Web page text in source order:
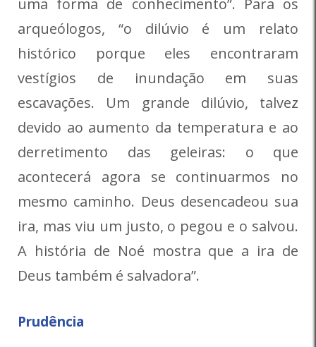
uma forma de conhecimento”. Para os
arqueólogos, “o dilúvio é um relato
histórico porque eles encontraram
vestígios de inundação em suas
escavações. Um grande dilúvio, talvez
devido ao aumento da temperatura e ao
derretimento das geleiras: o que
acontecerá agora se continuarmos no
mesmo caminho. Deus desencadeou sua
ira, mas viu um justo, o pegou e o salvou.
A história de Noé mostra que a ira de
Deus também é salvadora”.
Prudência